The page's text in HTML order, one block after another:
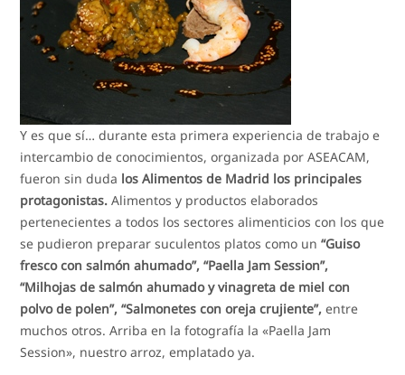
Y es que sí… durante esta primera experiencia de trabajo e
intercambio de conocimientos, organizada por ASEACAM,
fueron sin duda los Alimentos de Madrid los principales
protagonistas. Alimentos y productos elaborados
pertenecientes a todos los sectores alimenticios con los que
se pudieron preparar suculentos platos como un“Guiso
fresco con salmón ahumado”, “Paella Jam Session”,
“Milhojas de salmón ahumado y vinagreta de miel con
polvo de polen”, “Salmonetes con oreja crujiente”, entre
muchos otros. Arriba en la fotografía la «Paella Jam
Session», nuestro arroz, emplatado ya.